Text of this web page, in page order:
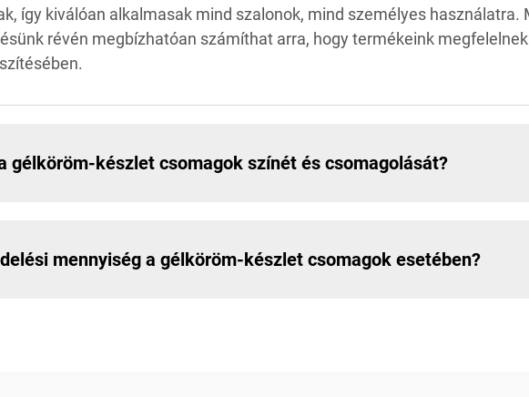
így kiválóan alkalmasak mind szalonok, mind személyes
révén megbízhatóan számíthat arra, hogy termékeink
gélköröm-készlet csomagok színét és csomagolását?
mennyiség a gélköröm-készlet csomagok esetében?